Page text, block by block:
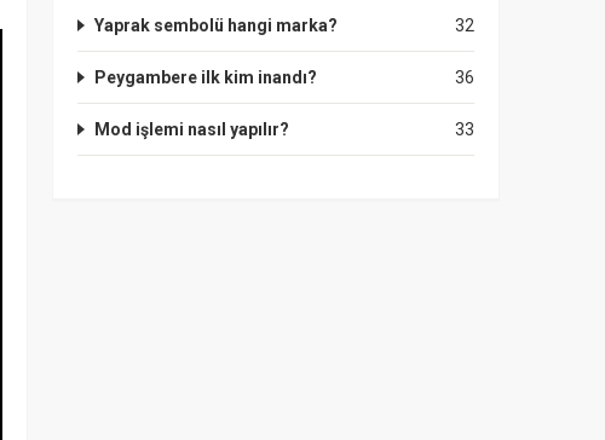
32
Yaprak sembolü hangi marka?
36
Peygambere ilk kim inandı?
33
Mod işlemi nasıl yapılır?